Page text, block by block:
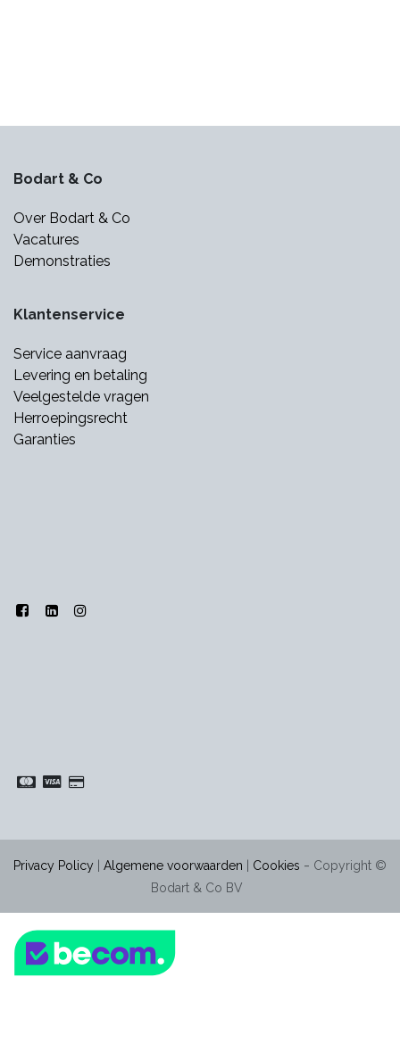
Bodart & Co
Over Bodart & Co
Vacatures
Demonstraties
Klantenservice
Service aanvraag
Levering en betaling
Veelgestelde vragen
Herroepingsrecht
Garanties
Privacy Policy Algemene voorwaarden Cookies - Copyright ©
Bodart & Co BV